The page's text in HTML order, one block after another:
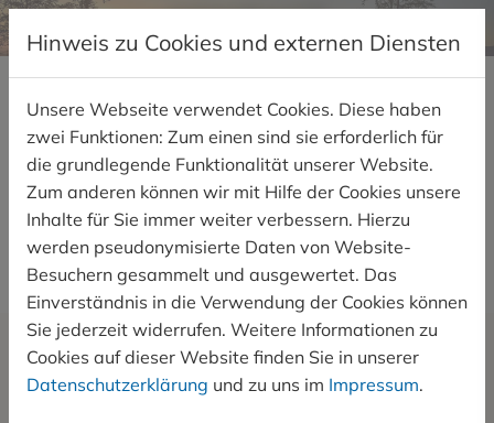
Wichtige Hinweise:
aktuell nicht möglich.
(2) Sauna und Pool sind wegen Reinigungs- und
Revisionsarbeiten vom 2.8. bis inkl. 19.8.26 leider
geschlossen.
BUCHEN
KONTAKT
LIEBE GÄSTE,
Sie haben Fragen, Wünsche oder Anregungen?
Gerne können Sie uns telefonisch erreichen unter
389 800oder Sie nutzen das Kontaktformular auf dieser
Seite.
Anrede Name*
Hinweis zu Cookies und externen Diensten
Unsere Webseite verwendet Cookies. Diese haben
zwei Funktionen: Zum einen sind sie erforderlich für
die grundlegende Funktionalität unserer Website.
Zum anderen können wir mit Hilfe der Cookies unsere
Inhalte für Sie immer weiter verbessern. Hierzu
werden pseudonymisierte Daten von Website-
Besuchern gesammelt und ausgewertet. Das
Einverständnis in die Verwendung der Cookies können
Sie jederzeit widerrufen. Weitere Informationen zu
Cookies auf dieser Website finden Sie in unserer
Datenschutzerklärung und zu uns im Impressum.